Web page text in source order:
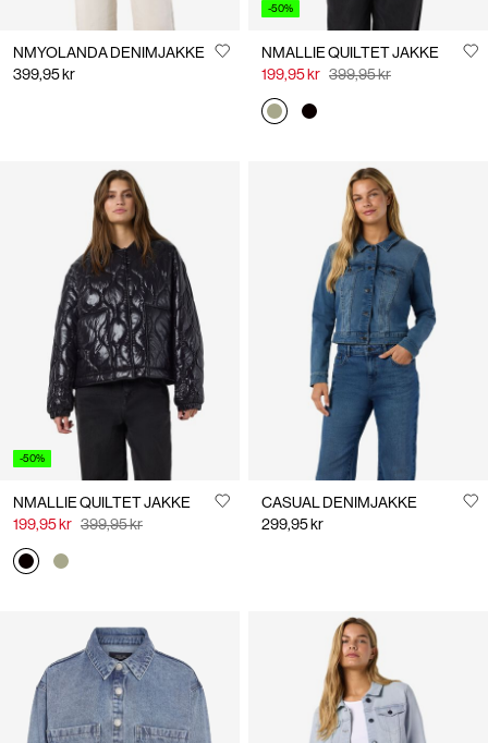
NMYOLANDA DENIMJAKKE
399,95 kr
-50%
NMALLIE QUILTET JAKKE
199,95 kr 399,95 kr
-50%
NMALLIE QUILTET JAKKE
199,95 kr 399,95 kr
CASUAL DENIMJAKKE
299,95 kr